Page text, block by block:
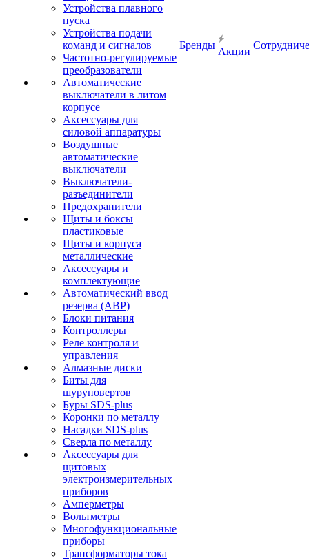
Устройства плавного
пуска
Устройства подачи
команд и сигналов
Частотно-регулируемые
преобразователи
Автоматические
выключатели в литом
корпусе
Аксессуары для
силовой аппаратуры
Воздушные
автоматические
выключатели
Выключатели-
разъединители
Предохранители
Щиты и боксы
пластиковые
Щиты и корпуса
металлические
Аксессуары и
комплектующие
Автоматический ввод
резерва (АВР)
Блоки питания
Контроллеры
Реле контроля и
управления
Алмазные диски
Биты для
шуруповертов
Буры SDS-plus
Коронки по металлу
Насадки SDS-plus
Сверла по металлу
Аксессуары для
щитовых
электроизмерительных
приборов
Амперметры
Вольтметры
Многофункциональные
приборы
Трансформаторы тока
Бренды
Акции